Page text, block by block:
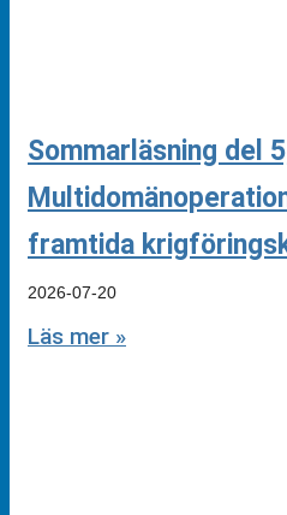
Sommarläsning del
framtida
2026-07-20
Läs mer »